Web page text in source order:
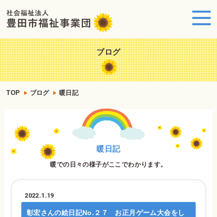
ブログ
TOP ブログ 暖日記
暖日記
暖での日々の様子がここでわかります。
2022.1.19
彰宏さんの絵日記No.２７ お正月ゲーム大会をし